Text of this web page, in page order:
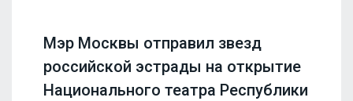
Мэр Москвы отправил звезд
российской эстрады на открытие
Национального театра Республики